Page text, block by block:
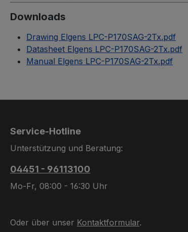
Downloads
Drawing Elgens LPC-P170SAG-2Tx.pdf
Datasheet Elgens LPC-P170SAG-2Tx.pdf
Manual Elgens LPC-P170SAG-2Tx.pdf
Service-Hotline
Unterstützung und Beratung:
04451 - 96113100
Mo-Fr, 08:00 - 16:30 Uhr
Oder über unser Kontaktformular.